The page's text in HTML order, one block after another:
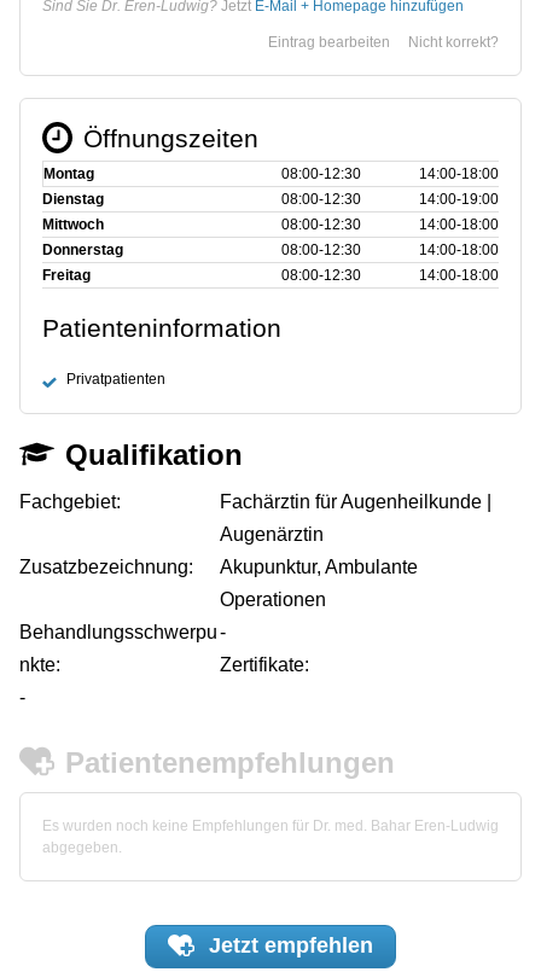
Sind Sie Dr. Eren-Ludwig? Jetzt E-Mail + Homepage hinzufügen
Nicht korrekt?
Eintrag bearbeiten
Öffnungszeiten
Montag 08:00‑12:30
14:00‑18:00
Dienstag
08:00‑12:30
14:00‑19:00
Mittwoch
08:00‑12:30
14:00‑18:00
Donnerstag
08:00‑12:30
14:00‑18:00
Freitag
08:00‑12:30 14:00‑18:00
Patienteninformation
Privatpatienten
Qualifikation
Fachgebiet:
Fachärztin für Augenheilkunde |
Augenärztin
Zusatzbezeichnung:
Akupunktur, Ambulante
Operationen
Behandlungsschwerpu
nkte:
-
Zertifikate:
-
Patientenempfehlungen
Es wurden noch keine Empfehlungen für Dr. med. Bahar Eren-Ludwig
abgegeben.
Jetzt empfehlen